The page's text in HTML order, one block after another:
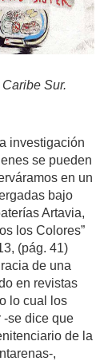
Sur.
investigación
se pueden
en un
bajo
Artavia,
los Colores”
(pág. 41)
de una
en revistas
lo cual los
-se dice que
de la
,